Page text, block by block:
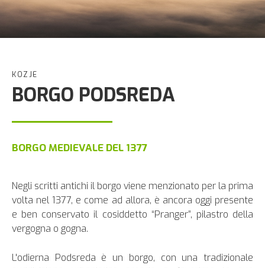
KOZJE
BORGO PODSREDA
BORGO MEDIEVALE DEL 1377
Negli scritti antichi il borgo viene menzionato per la prima
volta nel 1377, e come ad allora, è ancora oggi presente
e ben conservato il cosiddetto “Pranger”, pilastro della
vergogna o gogna.
L'odierna Podsreda è un borgo, con una tradizionale